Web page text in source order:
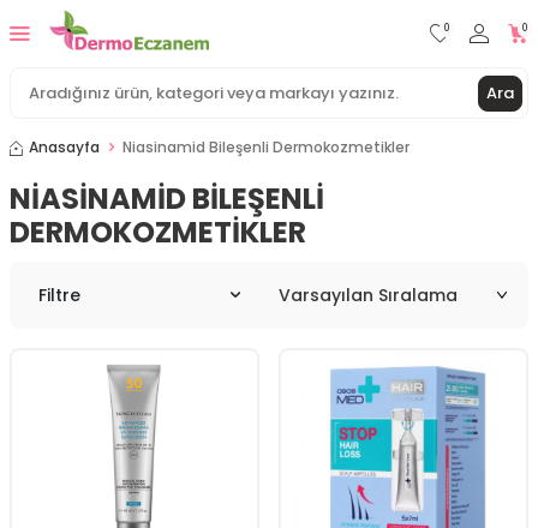
Ara
0 0
Anasayfa Niasinamid Bileşenli Dermokozmetikler
NIASINAMID BILEŞENLI
DERMOKOZMETIKLER
Filtre